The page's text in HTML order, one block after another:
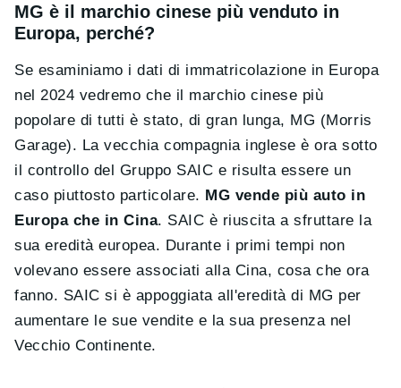
MG è il marchio cinese più venduto in
Europa, perché?
Se esaminiamo i dati di immatricolazione in Europa
nel 2024 vedremo che il marchio cinese più
popolare di tutti è stato, di gran lunga, MG (Morris
Garage). La vecchia compagnia inglese è ora sotto
il controllo del Gruppo SAIC e risulta essere un
caso piuttosto particolare. MG vende più auto in
Europa che in Cina. SAIC è riuscita a sfruttare la
sua eredità europea. Durante i primi tempi non
volevano essere associati alla Cina, cosa che ora
fanno. SAIC si è appoggiata all'eredità di MG per
aumentare le sue vendite e la sua presenza nel
Vecchio Continente.